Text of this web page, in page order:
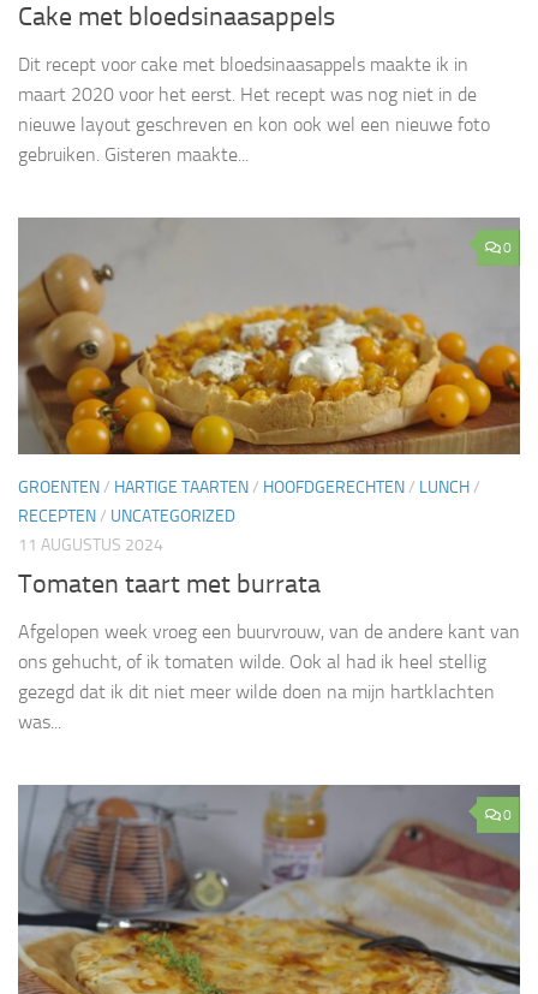
Cake met bloedsinaasappels
Dit recept voor cake met bloedsinaasappels maakte ik in
maart 2020 voor het eerst. Het recept was nog niet in de
nieuwe layout geschreven en kon ook wel een nieuwe foto
gebruiken. Gisteren maakte...
0
GROENTEN/ HARTIGE TAARTEN/ HOOFDGERECHTEN/ LUNCH/
RECEPTEN/ UNCATEGORIZED
11 AUGUSTUS 2024
Tomaten taart met burrata
Afgelopen week vroeg een buurvrouw, van de andere kant van
ons gehucht, of ik tomaten wilde. Ook al had ik heel stellig
gezegd dat ik dit niet meer wilde doen na mijn hartklachten
was...
0